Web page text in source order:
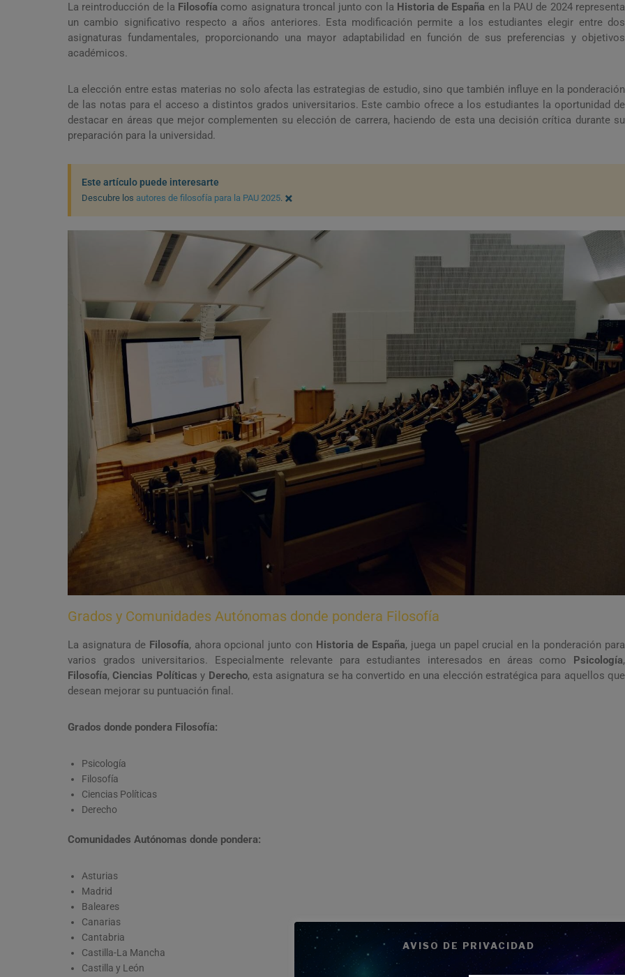
La reintroducción de la Filosofía como asignatura troncal junto con la Historia de España en la PAU de 2024 representa
un cambio significativo respecto a años anteriores. Esta modificación permite a los estudiantes elegir entre dos
asignaturas fundamentales, proporcionando una mayor adaptabilidad en función de sus preferencias y objetivos
académicos.
La elección entre estas materias no solo afecta las estrategias de estudio, sino que también influye en la ponderación
de las notas para el acceso a distintos grados universitarios. Este cambio ofrece a los estudiantes la oportunidad de
destacar en áreas que mejor complementen su elección de carrera, haciendo de esta una decisión crítica durante su
preparación para la universidad.
Este artículo puede interesarte
Descubre los autores de filosofía para la PAU 2025. ×
Grados y Comunidades Autónomas donde pondera Filosofía
La asignatura de Filosofía, ahora opcional junto con Historia de España, juega un papel crucial en la ponderación para
varios grados universitarios. Especialmente relevante para estudiantes interesados en áreas como
Psicología,
Filosofía,Ciencias Políticas y Derecho, esta asignatura se ha convertido en una elección estratégica para aquellos que
desean mejorar su puntuación final.
Grados donde pondera Filosofía:
Psicología
Filosofía
Ciencias Políticas
Derecho
Comunidades Autónomas donde pondera:
Asturias
Madrid
Baleares
Canarias
Cantabria
Castilla-La Mancha
Castilla y León
AVISO DE PRIVACIDAD